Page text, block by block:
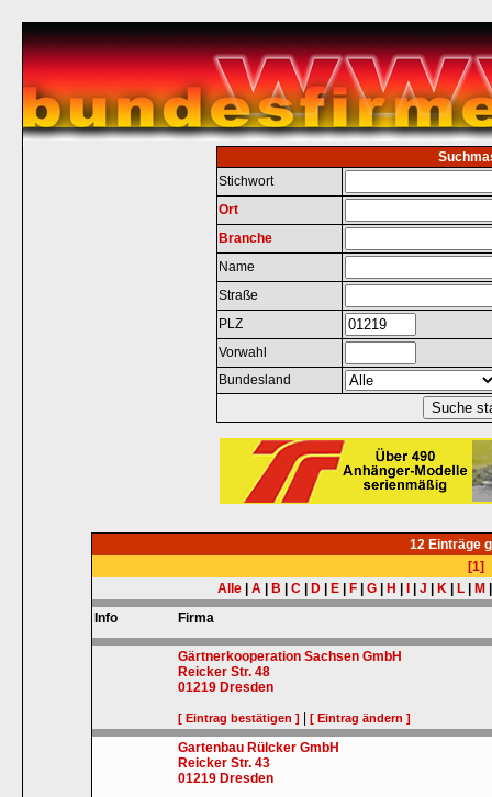
Stichwort
Ort
Branche
Name
Straße
PLZ
Vorwahl
Bundesland
12 Einträge
[1]
Alle
A B C D E F G H J K L M
Info
Firma
Gärtnerkooperation Sachsen GmbH
Reicker Str. 48
01219 Dresden
[ Eintrag bestätigen ] |[ Eintrag ändern ]
Gartenbau Rülcker GmbH
Reicker Str. 43
01219 Dresden